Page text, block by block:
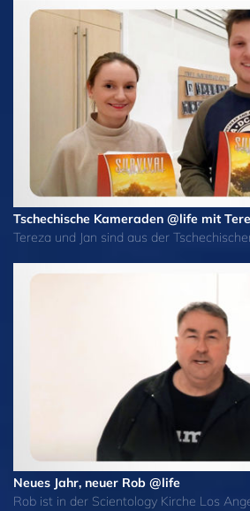
Tschechische Kameraden @life mit
Tereza und Jan sind aus der
Neues Jahr, neuer Rob @life
Rob ist in der Scientology Kirche Los